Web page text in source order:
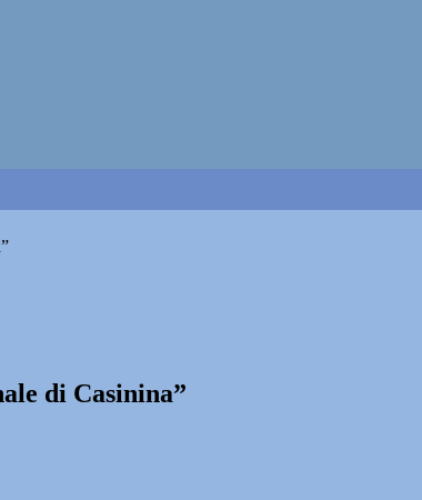
di Casinina”